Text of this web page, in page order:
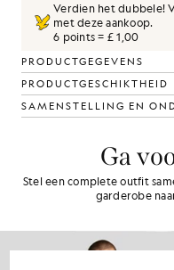
Verdien het dubbele!
met deze aankoop.
6 points = £ 1,00
PRODUCTGEGEVENS
PRODUCTGESCHIKTHEID
SAMENSTELLING EN
Ga
Stel een complete outfit
garderobe